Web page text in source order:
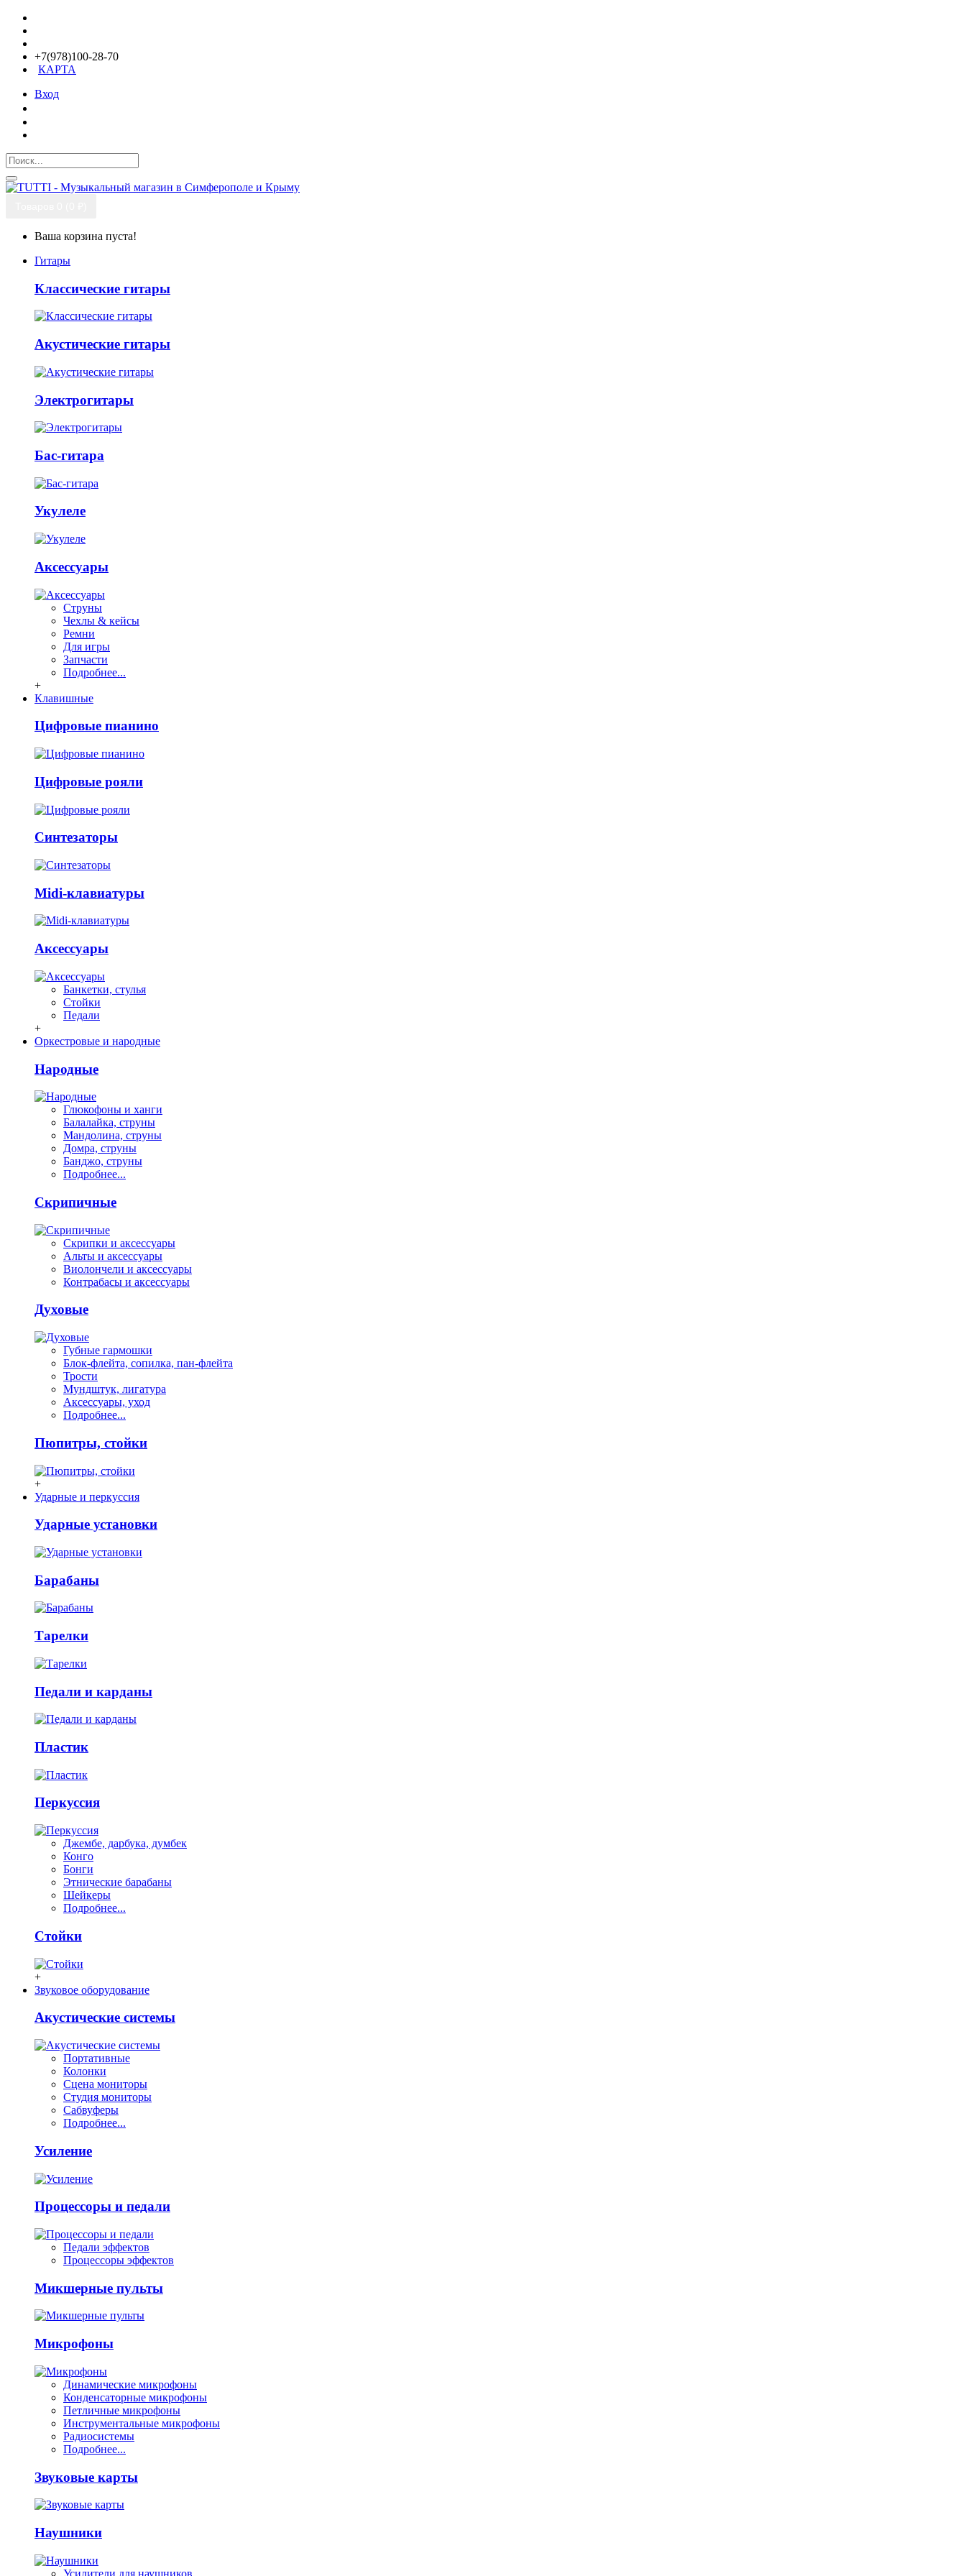
+7(978)100-28-70
КАРТА
Вход
Ваша корзина пуста!
Гитары
Классические гитары
Акустические гитары
Электрогитары
Бас-гитара
Укулеле
Аксессуары
Струны
Чехлы & кейсы
Ремни
Для игры
Запчасти
Подробнее...
+
Клавишные
Цифровые пианино
Цифровые рояли
Синтезаторы
Midi-клавиатуры
Аксессуары
Банкетки, стулья
Стойки
Педали
+
Оркестровые и народные
Народные
Глюкофоны и ханги
Балалайка, струны
Мандолина, струны
Домра, струны
Банджо, струны
Подробнее...
Скрипичные
Скрипки и аксессуары
Альты и аксессуары
Виолончели и аксессуары
Контрабасы и аксессуары
Духовые
Губные гармошки
Блок-флейта, сопилка, пан-флейта
Трости
Мундштук, лигатура
Аксессуары, уход
Подробнее...
Пюпитры, стойки
+
Ударные и перкуссия
Ударные установки
Барабаны
Тарелки
Педали и карданы
Пластик
Перкуссия
Джембе, дарбука, думбек
Конго
Бонги
Этнические барабаны
Шейкеры
Подробнее...
Стойки
+
Звуковое оборудование
Акустические системы
Портативные
Колонки
Сцена мониторы
Студия мониторы
Сабвуферы
Подробнее...
Усиление
Процессоры и педали
Педали эффектов
Процессоры эффектов
Микшерные пульты
Микрофоны
Динамические микрофоны
Конденсаторные микрофоны
Петличные микрофоны
Инструментальные микрофоны
Радиосистемы
Подробнее...
Звуковые карты
Наушники
Усилители для наушников